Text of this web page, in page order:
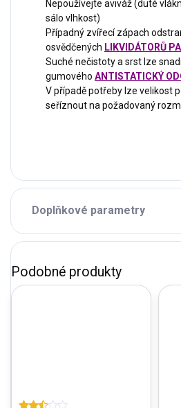
Nepoužívejte aviváž (duté
sálo vlhkost)
Případný zvířecí zápach
osvědčených LIKVIDÁTORŮ
Suché nečistoty a srst lze
gumového ANTISTATICKÝ
V případě potřeby lze velikost
seříznout na požadovaný
Doplňkové parametry